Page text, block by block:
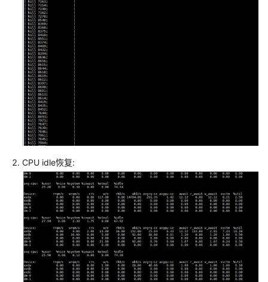
最
佳
实
践
性
能
白
皮
书
API
参
考
SDK
参
考
场
CPU idle恢复: